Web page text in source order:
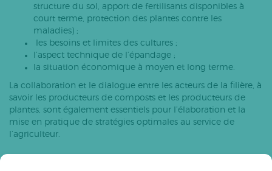
structure du sol, apport de fertilisants disponibles à
court terme, protection des plantes contre les
maladies) ;
les besoins et limites des cultures ;
l’aspect technique de l’épandage ;
la situation économique à moyen et long terme.
La collaboration et le dialogue entre les acteurs de la filière, à
savoir les producteurs de composts et les producteurs de
plantes, sont également essentiels pour l’élaboration et la
mise en pratique de stratégies optimales au service de
l’agriculteur.